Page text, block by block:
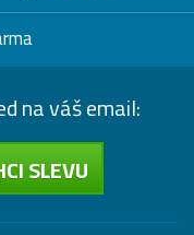
na váš email:
SLEVU